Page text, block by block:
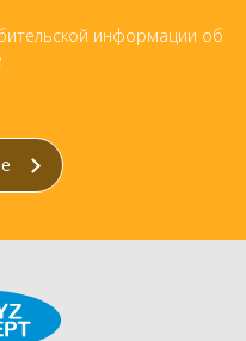
информации об